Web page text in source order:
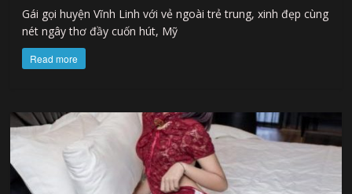
Gái gọi huyện Vĩnh Linh với vẻ ngoài trẻ trung, xinh đẹp cùng
nét ngây thơ đầy cuốn hút, Mỹ
Read more